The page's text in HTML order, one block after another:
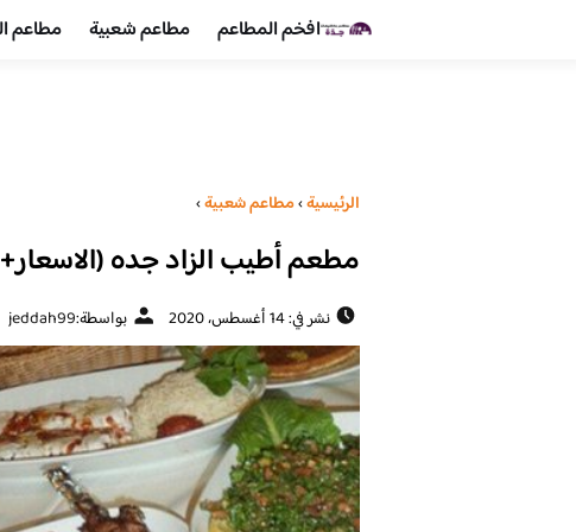
افخم المطاعم مطاعم شعبية مطاعم
الرئيسية›مطاعم شعبية›
مطعم أطيب الزاد جده
نشر في: 14 أغسطس، 2020 بواسطة:jeddah99